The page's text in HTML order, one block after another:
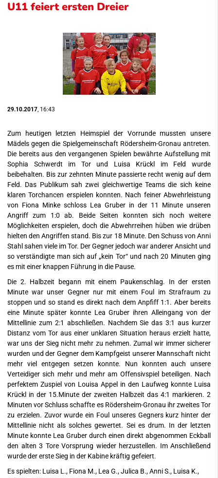
U11 feiert ersten Dreier
29.10.2017, 16:43
Zum heutigen letzten Heimspiel der Vorrunde mussten unsere
Mädels gegen die Spielgemeinschaft Rödersheim-Gronau antreten.
Die bereits aus den vergangenen Spielen bewährte Aufstellung mit
Sophia Schwerdt im Tor und Luisa Krückl im Feld wurde
beibehalten. Bis zur zehnten Minute passierte recht wenig auf dem
Feld. Das Publikum sah zwei gleichwertige Teams die sich keine
klaren Torchancen erspielen konnten. Nach feiner Abwehrleistung
von Fiona Minke schloss Lea Gruber in der 11 Minute unseren
Angriff zum 1:0 ab. Beide Seiten konnten sich noch weitere
Möglichkeiten erspielen, doch die Abwehrreihen hüben wie drüben
hielten den Angriffen stand. Bis zur 18 Minute. Den Schuss von Anni
Stahl sahen viele im Tor. Der Gegner jedoch war anderer Ansicht und
so verständigte man sich auf „kein Tor“ und nach 20 Minuten ging
es mit einer knappen Führung in die Pause.
Die 2. Halbzeit begann mit einem Paukenschlag. In der ersten
Minute war unser Gegner nur mit einem Foul im Strafraum zu
stoppen und so stand es direkt nach dem Anpfiff 1:1. Aber bereits
eine Minute später konnte Lea Gruber ihren Alleingang von der
Mittellinie zum 2:1 abschließen. Nachdem Sie das 3:1 aus kurzer
Distanz vom Tor aus einer unklaren Situation heraus erzielt hatte,
war uns der Sieg nicht mehr zu nehmen. Zumal wir immer sicherer
wurden und der Gegner dem Kampfgeist unserer Mannschaft nicht
mehr viel entgegen setzen konnte. Nun konnten auch unsere
Verteidiger sich mehr und mehr am Offensivspiel beteiligen. Nach
perfektem Zuspiel von Louisa Appel in den Laufweg konnte Luisa
Krückl in der 15.Minute der zweiten Halbzeit das 4:1 markieren. 2
Minuten vor Schluss schaffte es Rödersheim-Gronau ihr zweites Tor
zu erzielen. Zuvor wurde ein Foul unseres Gegners kurz hinter der
Mittellinie nicht als solches gewertet. Sei es drum. In der letzten
Minute konnte Lea Gruber durch einen direkt abgenommen Eckball
den alten 3 Tore Vorsprung wieder herzustellen. Im Anschließend
wurde der erste Sieg in der Kabine kräftig gefeiert.
Es spielten: Luisa L., Fiona M., Lea G., Julica B., Anni S., Luisa K.,